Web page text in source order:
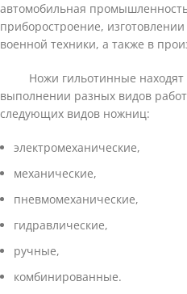
автомобильная
приборостроение,
военной техники, а также в
Ножи гильотинные находят
выполнении разных видов
следующих видов ножниц:
электромеханические,
механические,
пневмомеханические,
гидравлические,
ручные,
комбинированные.